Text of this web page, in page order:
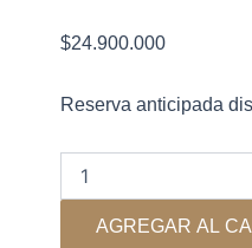
$24.900.000
Reserva anticipada
Mbl
120
Radial
Parlante
MonitorAGREGAR AL